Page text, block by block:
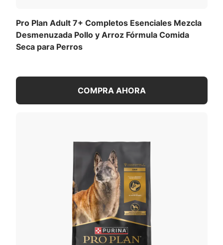
Pro Plan Adult 7+ Completos Esenciales Mezcla
Desmenuzada Pollo y Arroz Fórmula Comida
Seca para Perros
COMPRA AHORA